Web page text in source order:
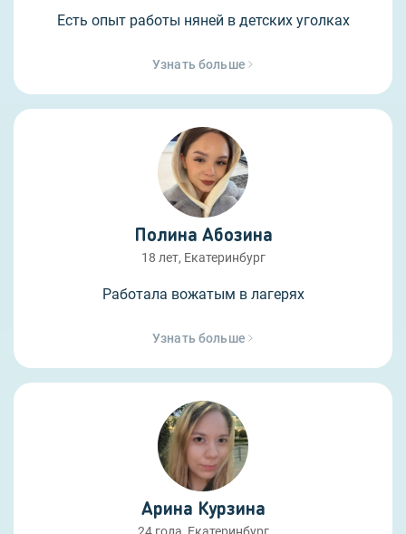
Есть опыт работы няней в детских уголках
Узнать больше
Полина Абозина
18 лет, Екатеринбург
Работала вожатым в лагерях
Узнать больше
Арина Курзина